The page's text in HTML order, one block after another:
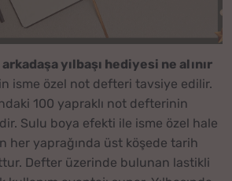
arkadaşa yılbaşı hediyesi ne alınır
isme özel not defteri tavsiye edilir.
100 yapraklı not defterinin
Sulu boya efekti ile isme özel hale
her yaprağında üst köşede tarih
Defter üzerinde bulunan lastikli